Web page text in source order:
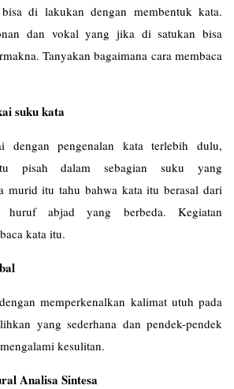
di lakukan dengan membentuk kata.
dan vokal yang jika di satukan bisa
Tanyakan bagaimana cara membaca
suku kata
pengenalan kata terlebih dulu,
pisah dalam sebagian suku yang
murid itu tahu bahwa kata itu berasal dari
huruf abjad yang berbeda. Kegiatan
kata itu.
memperkenalkan kalimat utuh pada
yang sederhana dan pendek-pendek
kesulitan.
Analisa Sintesa